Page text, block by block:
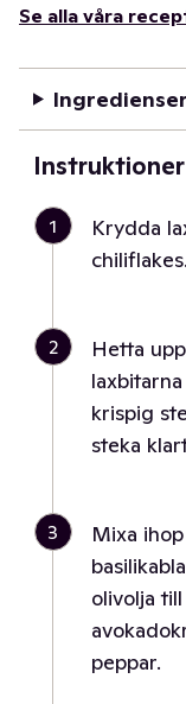
Se alla våra
Ingredienser
Instruktioner
1
Krydda
chiliflakes.
2
Hetta
krispig
steka
3
Mixa
olivolja
peppar.